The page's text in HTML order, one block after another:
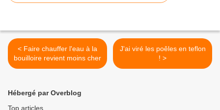
< Faire chauffer l'eau à la
bouilloire revient moins cher
J'ai viré les poêles en teflon
! >
Hébergé par Overblog
Top articles